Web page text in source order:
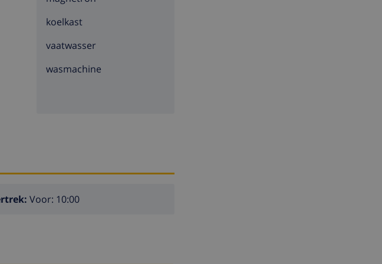
koelkast
vaatwasser
wasmachine
Voor: 10:00